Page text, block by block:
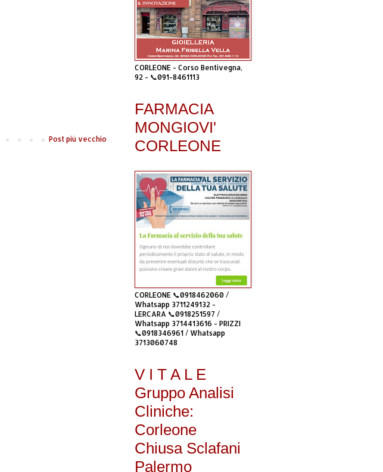
Post più vecchio
CORLEONE - Corso Bentivegna,
92 - 📞091-8461113
FARMACIA
MONGIOVI'
CORLEONE
CORLEONE 📞0918462060 /
Whatsapp 3711249132 -
LERCARA 📞0918251597 /
Whatsapp 3714413616 - PRIZZI
📞0918346961 / Whatsapp
3713060748
V I T A L E
Gruppo Analisi
Cliniche:
Corleone
Chiusa Sclafani
Palermo